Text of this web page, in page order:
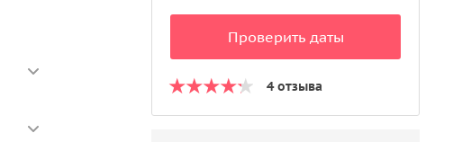
Проверить даты
4 отзыва